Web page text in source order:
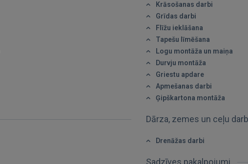
Atcerēties?
FACEBOOK
 Sign in with Apple
Krāsošanas darbi
Grīdas darbi
Flīžu ieklāšana
Tapešu līmēšana
Logu montāža un maiņa
Durvju montāža
Griestu apdare
Apmešanas darbi
Ģipškartona montāža
Dārza, zemes un ceļu
Drenāžas darbi
Sadzīves pakalpojumi